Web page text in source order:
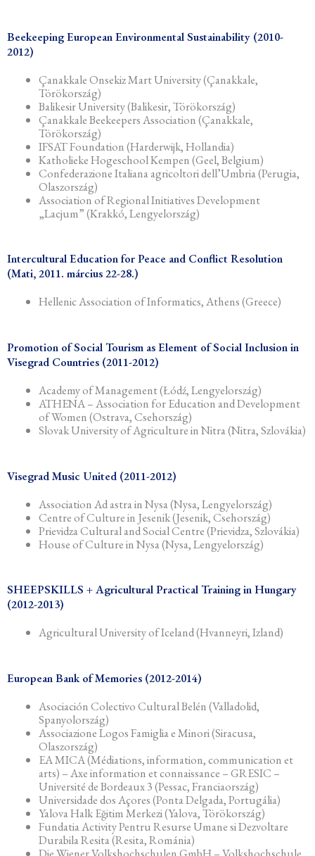
Beekeeping European Environmental Sustainability (2010-
2012)
Çanakkale Onsekiz Mart University (Çanakkale,
Törökország)
Balikesir University (Balikesir, Törökország)
Çanakkale Beekeepers Association (Çanakkale,
Törökország)
IFSAT Foundation (Harderwijk, Hollandia)
Katholieke Hogeschool Kempen (Geel, Belgium)
Confederazione Italiana agricoltori dell’Umbria (Perugia,
Olaszország)
Association of Regional Initiatives Development
„Lacjum” (Krakkó, Lengyelország)
Intercultural Education for Peace and Conflict Resolution
(Mati, 2011. március 22-28.)
Hellenic Association of Informatics, Athens (Greece)
Promotion of Social Tourism as Element of Social Inclusion in
Visegrad Countries (2011-2012)
Academy of Management (Łódź, Lengyelország)
ATHENA – Association for Education and Development
of Women (Ostrava, Csehország)
Slovak University of Agriculture in Nitra (Nitra, Szlovákia)
Visegrad Music United (2011-2012)
Association Ad astra in Nysa (Nysa, Lengyelország)
Centre of Culture in Jesenik (Jesenik, Csehország)
Prievidza Cultural and Social Centre (Prievidza, Szlovákia)
House of Culture in Nysa (Nysa, Lengyelország)
SHEEPSKILLS + Agricultural Practical Training in Hungary
(2012-2013)
Agricultural University of Iceland (Hvanneyri, Izland)
European Bank of Memories (2012-2014)
Asociación Colectivo Cultural Belén (Valladolid,
Spanyolország)
Associazione Logos Famiglia e Minori (Siracusa,
Olaszország)
EA MICA (Médiations, information, communication et
arts) – Axe information et connaissance – GRESIC –
Université de Bordeaux 3 (Pessac, Franciaország)
Universidade dos Açores (Ponta Delgada, Portugália)
Yalova Halk Eğitim Merkezi (Yalova, Törökország)
Fundatia Activity Pentru Resurse Umane si Dezvoltare
Durabila Resita (Resita, Románia)